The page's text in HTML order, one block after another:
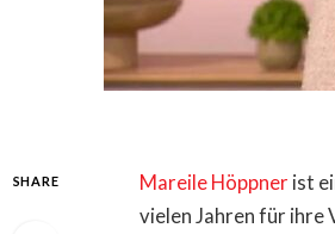
SHARE Mareile Höppner ist
vielen Jahren für